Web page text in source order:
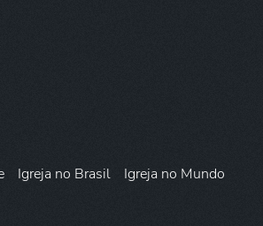
Igreja no Brasil
Igreja no Mundo